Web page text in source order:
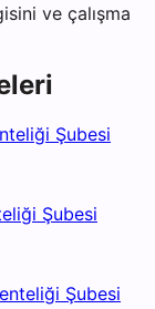
ve çalışma
Şubesi
Şubesi
Şubesi